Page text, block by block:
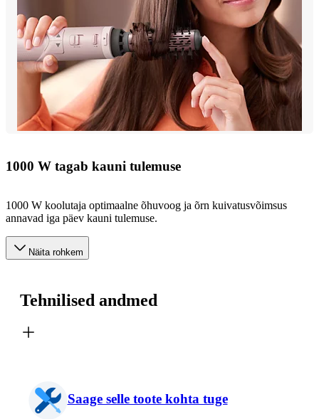
1000 W tagab kauni tulemuse
1000 W koolutaja optimaalne õhuvoog ja õrn kuivatusvõimsus
annavad iga päev kauni tulemuse.
Näita rohkem
Tehnilised andmed
Saage selle toote kohta tuge